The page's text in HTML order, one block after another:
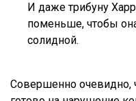
И даже трибуну
поменьше, чтобы
солидной.
Совершенно очевидно,